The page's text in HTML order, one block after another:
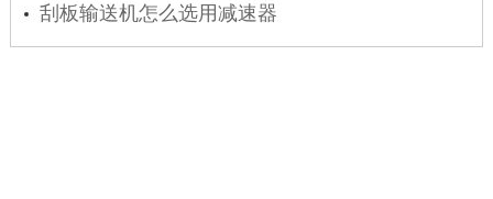
刮板输送机怎么选用减速器